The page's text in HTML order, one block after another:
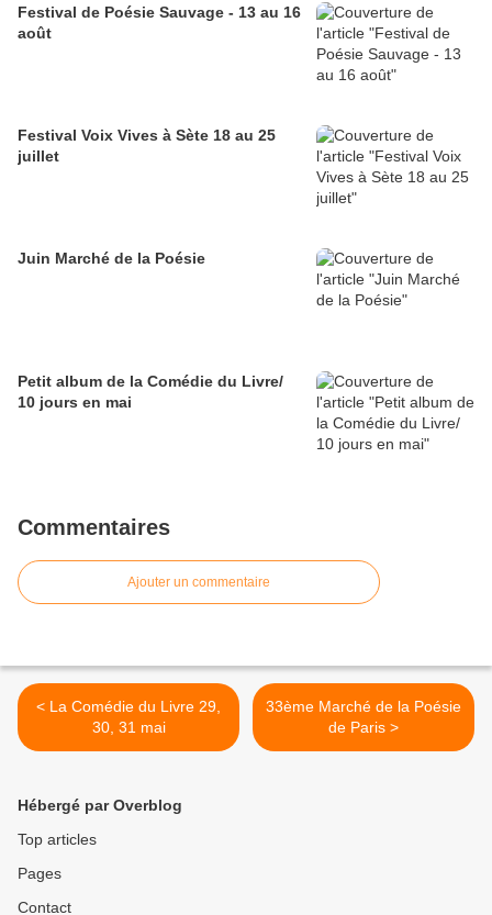
Festival de Poésie Sauvage - 13 au 16
août
Festival Voix Vives à Sète 18 au 25
juillet
Juin Marché de la Poésie
Petit album de la Comédie du Livre/
10 jours en mai
Commentaires
Ajouter un commentaire
< La Comédie du Livre 29,
30, 31 mai
33ème Marché de la Poésie
de Paris >
Hébergé par Overblog
Top articles
Pages
Contact